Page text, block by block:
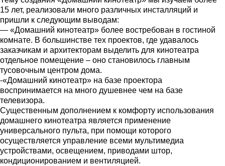
15 лет, реализовали много различных инсталляций и
пришли к следующим выводам:
— «Домашний кинотеатр» более востребован в гостиной
комнате. В большинстве тех проектов, где удавалось
заказчикам и архитекторам выделить для кинотеатра
отдельное помещение – оно становилось главным
тусовочным центром дома.
-«Домашний кинотеатр» на базе проектора
воспринимается на много душевнее чем на базе
телевизора.
Существенным дополнением к комфорту использования
домашнего кинотеатра является применение
универсального пульта, при помощи которого
осуществляется управление всеми мультимедиа
устройствами, освещением, приводами штор,
кондиционированием и вентиляцией.